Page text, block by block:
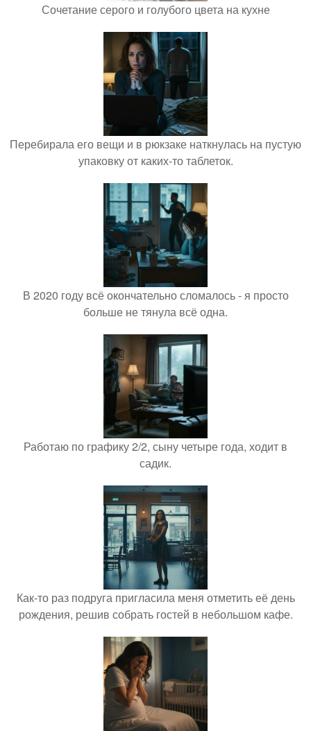
Сочетание серого и голубого цвета на кухне
Перебирала его вещи и в рюкзаке наткнулась на пустую
упаковку от каких-то таблеток.
В 2020 году всё окончательно сломалось - я просто
больше не тянула всё одна.
Работаю по графику 2/2, сыну четыре года, ходит в
садик.
Как-то раз подруга пригласила меня отметить её день
рождения, решив собрать гостей в небольшом кафе.